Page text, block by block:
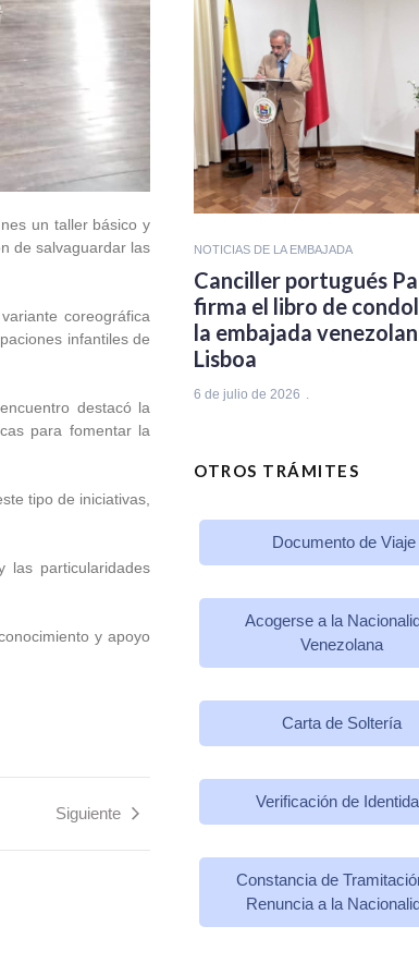
un taller básico y
de salvaguardar las
coreográfica
infantiles de
destacó la
para fomentar la
tipo de iniciativas,
las particularidades
y apoyo
Siguiente
NOTICIAS DE LA EMBAJADA
Canciller portugués
firma el libro de
la embajada
Lisboa
6 de julio de 2026
OTROS TRÁMITES
Documento de Viaje
Acogerse a la
Venezolana
Carta de Soltería
Verificación de
Constancia de
Renuncia a la